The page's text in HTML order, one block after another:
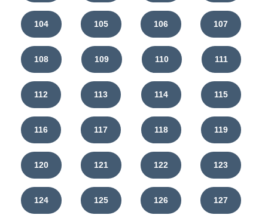
104 105 106 107
108 109 110 111
112 113 114 115
116 117 118 119
120 121 122 123
124 125 126 127